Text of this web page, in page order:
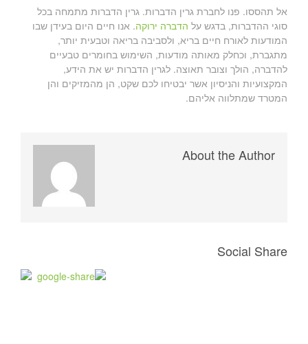
אל תהססו. פנו לחברת גרין הדברות. גרין הדברות מתמחה בכל
סוגי ההדברות, בדגש על הדברה ירוקה. אנו חיים היום בעידן שבו
המודעות לאורח חיים בריא, ולסביבה בריאה וטבעית יותר,
מתגברת, וכחלק מאותה מודעות, השימוש בחומרים טבעיים
להדברה, הולך וצובר תאוצה. לגרין הדברות יש את הידע,
המקצועיות והניסיון אשר יבטיחו לכם שקט, הן מהמזיקים והן
המטרד שמתלווה אליהם.
About the Author
Social Share